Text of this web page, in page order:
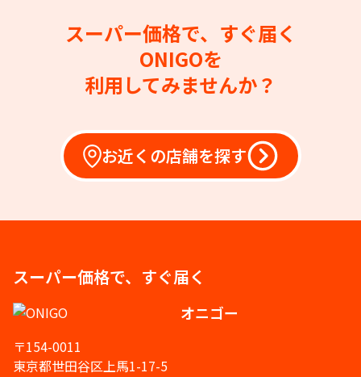
スーパー価格で、すぐ届く
ONIGOを
利用してみませんか？
お近くの店舗を探す
スーパー価格で、すぐ届く
オニゴー
〒154-0011
東京都世田谷区上馬1-17-5